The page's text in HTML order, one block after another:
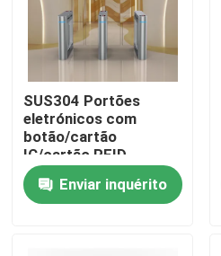
Fábrica
Fale Conosco
notícias
SUS304 Portões
eletrónicos com
botão/cartão
IC/cartão RFID
Enviar inquérito